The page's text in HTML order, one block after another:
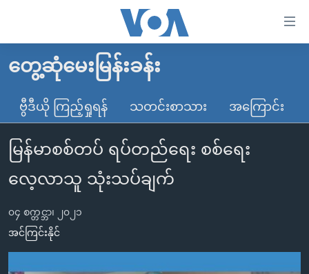
လွယ်ကူ
သည့်
Link
များ
ပင်မ
သို့
ကျော်
မူလစာမျက်နှာ
မြန်မာ
ကမ္ဘာ့သတင်းများ
နိုင်ငံတကာ
အစ္စရေး-ပါလက်စတိုင်း
ဗွီဒီယို
သတင်းလွတ်လပ်ခွင့်
ရပ်ဝန်းတခု လမ်းတခု အလွန်
အင်္ဂလိပ်စာလေ့လာမယ်
မကြေးမုံရဲ့ အင်္ဂလိပ်စာ
ရေဒီယို
ရေဒီယိုနှင့်ရုပ်သံ အချက်အလက်များ
တွေ့ဆုံမေးမြန်းခန်း
ဗွီဒီယို ကြည့်ရှုရန် သတင်းစာသား အကြောင်း
မြန်မာစစ်တပ် ရပ်တည်ရေး စစ်ရေး
လေ့လာသူ သုံးသပ်ချက်
၀၄ စက္တင္ဘာ၊ ၂၀၂၁
အင်ကြင်းနိုင်